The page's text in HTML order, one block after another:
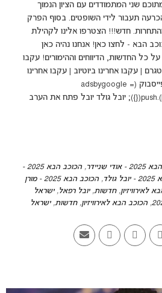
שני המתמודדים עם הציון הנמוך
תעבור לידי השופטים. בסוף הפרק
חדש!!! הצטרפו אלינו לקהילת
הבא - לחצו כאן! אנחנו נהיה כאן
כל החדשות, הדיווחים וההימורים! עקבו
| עקבו אחרינו ביוטיוב | עקבו אחרינו
בטיקטוק | עקבו אחרינו בפייסבוק (adsbygoogle =
window.adsbygoogle || []).push({}); יובל גולד יובל פתח את הערב
שניידר ,
הכוכב הבא 2025 -
,
הכוכב הבא 2025 - מורן
לאירוויזיון,חדשות,יובל רפאל,ישראל
,הכוכב הבא לאירוויזיון,חדשות,ישראל